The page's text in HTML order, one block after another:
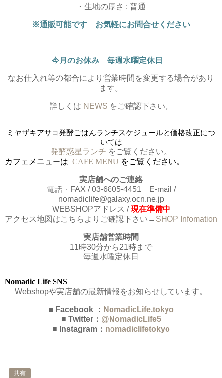
・生地の厚さ : 普通
※通販可能です お気軽にお問合せください
今月のお休み 毎週水曜定休日
なお仕入れ等の都合により営業時間を変更する場合があり
ます。
詳しくは NEWS をご確認下さい。
ミヤザキアサコ発酵ごはんランチスケジュールと価格改正につ
いては
発酵惑星ランチ をご覧ください。
カフェメニューは CAFE MENU をご覧ください。
実店舗へのご連絡
電話・FAX / 03-6805-4451 E-mail /
nomadiclife@galaxy.ocn.ne.jp
WEBSHOPアドレス /現在準備中
アクセス地図はこちらよりご確認下さい→ SHOP Infomation
実店舗営業時間
11時30分から21時まで
毎週水曜定休日
Nomadic Life SNS
Webshopや実店舗の最新情報をお知らせしています。
■ Facebook ： NomadicLife.tokyo
■ Twitter： @NomadicLife5
■ Instagram： nomadiclifetokyo
共有